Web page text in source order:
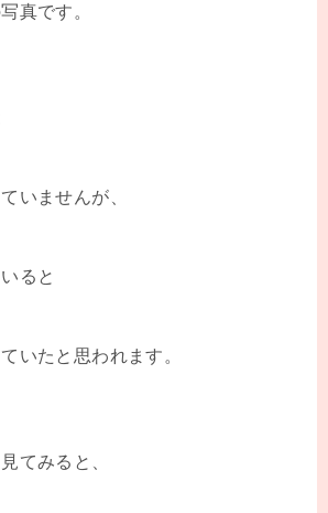
真です。
いませんが、
ると
いたと思われます。
てみると、